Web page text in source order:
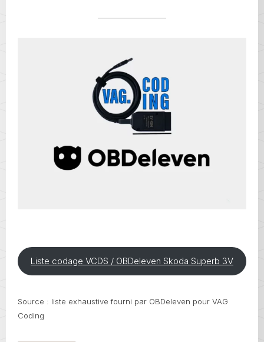
Liste codage VCDS / OBDeleven Skoda Superb 3V
Source : liste exhaustive fourni par OBDeleven pour VAG
Coding